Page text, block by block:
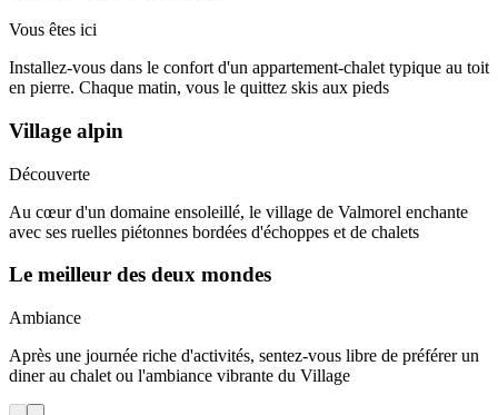
Vous êtes ici
Installez-vous dans le confort d'un appartement-chalet typique au toit
en pierre. Chaque matin, vous le quittez skis aux pieds
Village alpin
Découverte
Au cœur d'un domaine ensoleillé, le village de Valmorel enchante
avec ses ruelles piétonnes bordées d'échoppes et de chalets
Le meilleur des deux mondes
Ambiance
Après une journée riche d'activités, sentez-vous libre de préférer un
diner au chalet ou l'ambiance vibrante du Village